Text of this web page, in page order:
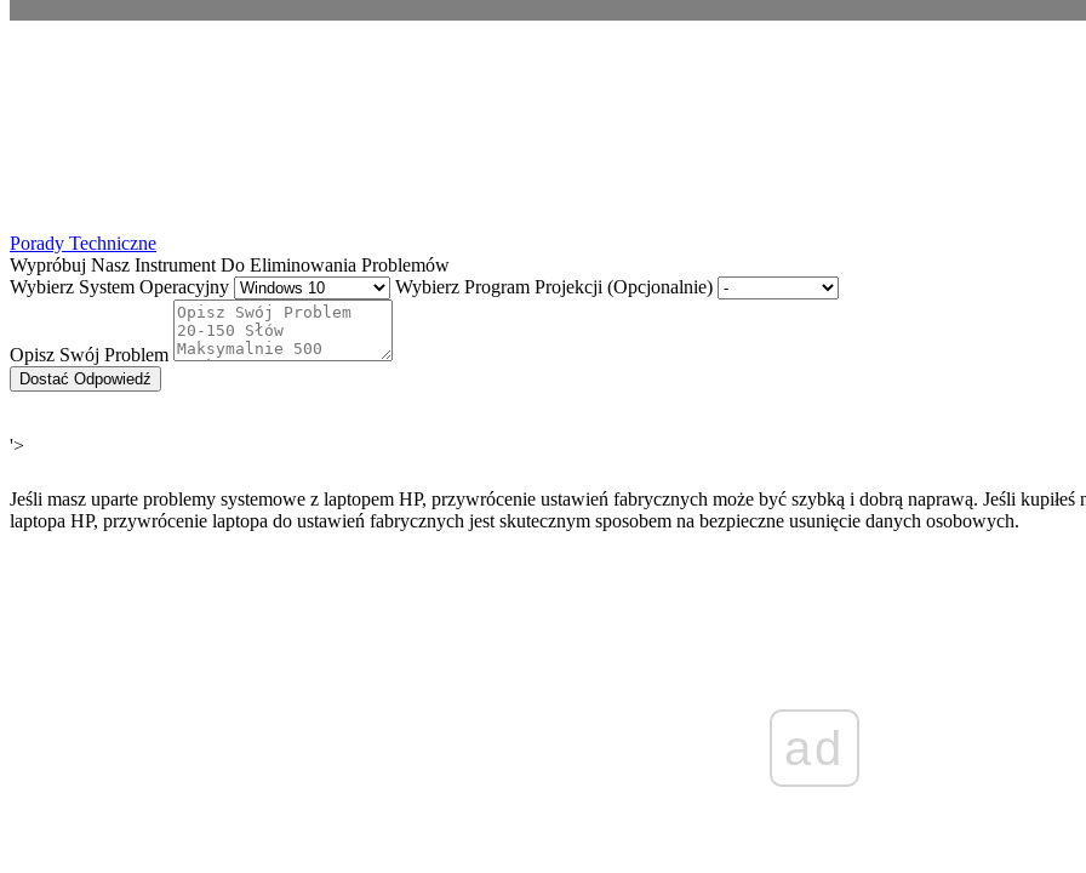
Porady Techniczne
Wypróbuj Nasz Instrument Do Eliminowania Problemów
Wybierz System Operacyjny
Wybierz Program Projekcji (Opcjonalnie)
Opisz Swój Problem
Dostać Odpowiedź
'>
Jeśli masz uparte problemy systemowe z laptopem HP, przywrócenie ustawień fabrycznych może być szybką i dobrą naprawą. Jeśli
laptopa HP, przywrócenie laptopa do ustawień fabrycznych jest skutecznym sposobem na bezpieczne usunięcie danych osobowych.
ad